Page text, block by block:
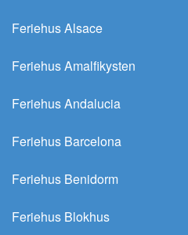
Feriehus Alsace
Feriehus Amalfikysten
Feriehus Andalucia
Feriehus Barcelona
Feriehus Benidorm
Feriehus Blokhus